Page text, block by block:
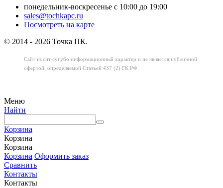
понедельник-воскресенье с 10:00 до 19:00
sales@tochkapc.ru
Посмотреть на карте
© 2014 - 2026 Точка ПК.
Сайт носит сугубо информационный характер и не является публичной
офертой, определяемой Статьей 437 (2) ГК РФ.
Меню
Найти
Корзина
Корзина
Корзина
Корзина Оформить заказ
Сравнить
Контакты
Контакты